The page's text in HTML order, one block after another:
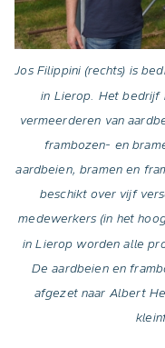
Jos Filippini (rechts) is
in Lierop. Het bedrijf
vermeerderen van
frambozen- en
aardbeien, bramen en
beschikt over vijf
medewerkers (in het
in Lierop worden alle
De aardbeien en
afgezet naar Albert